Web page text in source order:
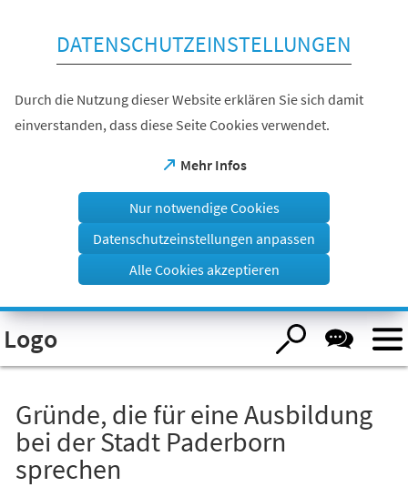
Visuelle
Assistenzsoftware
öffnen.
DATENSCHUTZEINSTELLUNGEN
Durch die Nutzung dieser Website erklären Sie sich damit
einverstanden, dass diese Seite Cookies verwendet.
Mehr Infos
(Öffnet
einem
Tab)
Nur notwendige Cookies
Datenschutzeinstellungen anpassen
Alle Cookies akzeptieren
Logo
Gründe, die für eine Ausbildung
bei der Stadt Paderborn
sprechen